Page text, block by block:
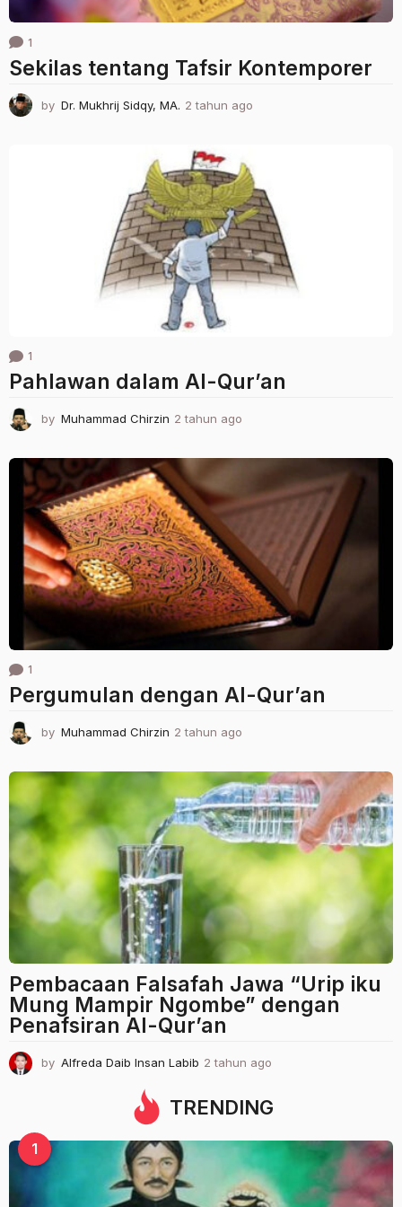
1
Sekilas tentang Tafsir Kontemporer
by Dr. Mukhrij Sidqy, MA. 2 tahun ago
n
a
g
o
1
Pahlawan dalam Al-Qur’an
by Muhammad Chirzin 2 tahun ago
n
1
Pergumulan dengan Al-Qur’an
by Muhammad Chirzin 2 tahun ago
h
u
n
a
g
Pembacaan Falsafah Jawa “Urip iku
Mung Mampir Ngombe” dengan
Penafsiran Al-Qur’an
by Alfreda Daib Insan Labib 2 tahun ago
h
g
o
TRENDING
1